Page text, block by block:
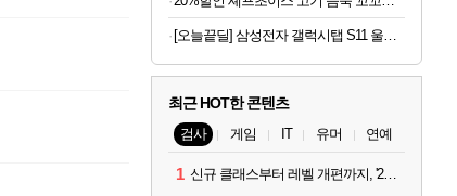
[오늘끝딜] 삼성전자 갤럭시탭 S11 울트라 WIFI 업무용 학습용 SM-X930
최근 HOT한 콘텐츠
검사 게임 IT 유머 연예
1 신규 클래스부터 레벨 개편까지, '2026 검은사막 하이델 연회' 총정리